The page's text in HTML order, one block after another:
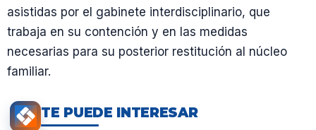
asistidas por el gabinete interdisciplinario, que
trabaja en su contención y en las medidas
necesarias para su posterior restitución al núcleo
familiar.
TE PUEDE INTERESAR